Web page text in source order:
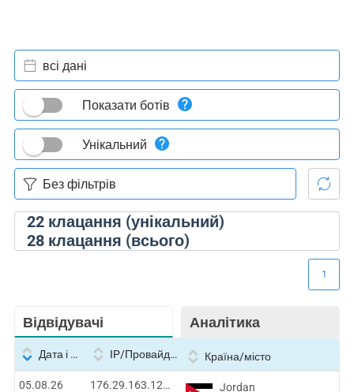
22клацання (унікальний)
28клацання (всього)
всі дані
Показати ботів
Унікальний
Відвідувачі Аналітика
1
Дата і час IP/Провайдер Країна/місто
05.08.26 176.29.163.129:13339 Jordan